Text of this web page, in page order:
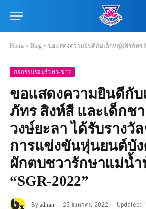
Home » Blog » ขอแสดงความยินดีกับเด็กหญิงสิรภัทร สิงห์สี และเด็กชายกันตภณ วงษ์ยะลา ได้รับรางวัลชมเชย การแ
กิจกรรมรอบรั้วฟ้า-ขาว
ขอแสดงความยินดีกับ
ภัทร สิงห์สี และเด็ก
วงษ์ยะลา ได้รับรางวั
การแข่งขันหุ่นยนต์บัง
ผักตบชวารักษาแม่น้ำ
“SGR-2022”
By admin 25 สิงหาคม 2022 Updated: